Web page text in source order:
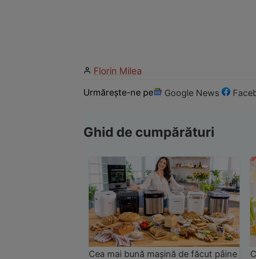
Florin Milea
Urmărește-ne pe Google News
Ghid de cumpărături
Cea mai bună mașină de făcut pâine